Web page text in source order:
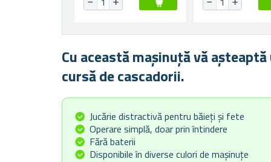
Cu această mașinuță vă
cursă de cascadorii.
Jucărie distractivă pentru băieți și fete
Operare simplă, doar prin întindere
Fără baterii
Disponibile în diverse culori de mașinuțe